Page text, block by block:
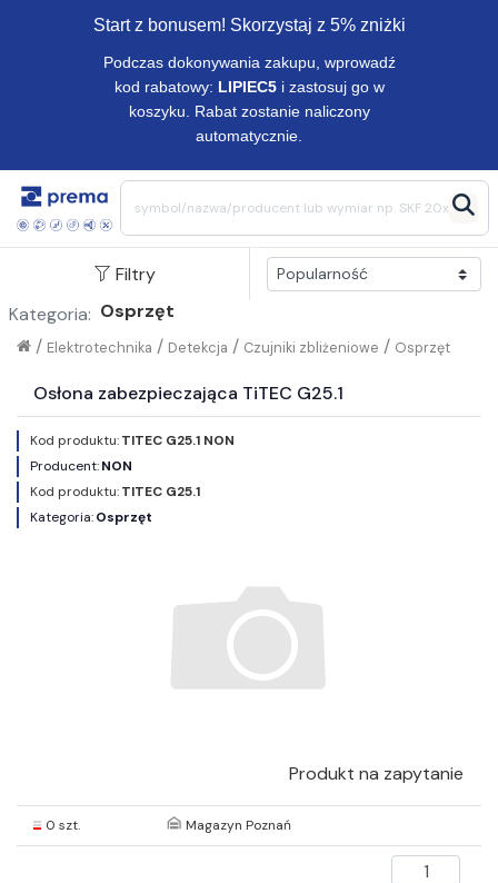
Start z bonusem! Skorzystaj z 5% zniżki
Podczas dokonywania zakupu, wprowadź
kod rabatowy: LIPIEC5 i zastosuj go w
koszyku. Rabat zostanie naliczony
automatycznie.
Filtry
Kategoria: Osprzęt
Osprzęt
/
Czujniki zbliżeniowe
/
Detekcja
/
Elektrotechnika
/
Osłona zabezpieczająca TiTEC G25.1
Kod produktu:TITEC G25.1 NON
Producent:NON
Kod produktu:TITEC G25.1
Kategoria:Osprzęt
Produkt na zapytanie
0 szt. Magazyn Poznań